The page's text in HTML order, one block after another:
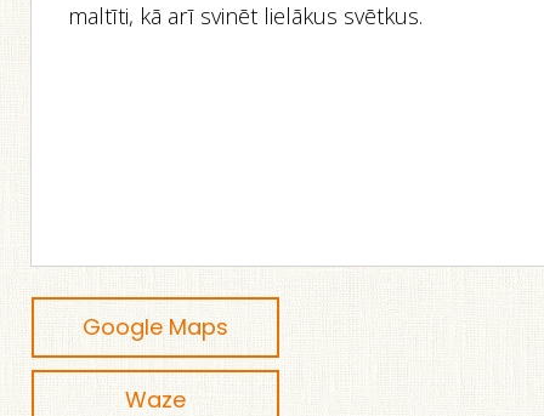
maltīti, kā arī svinēt lielākus svētkus.
Google Maps
Waze